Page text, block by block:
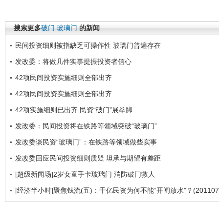
搜索更多破门 玻璃门 的新闻
民间投资细则被指缺乏可操作性 玻璃门普遍存在
发改委：将做几件实事提振投资者信心
42项民间投资实施细则全部出齐
42项民间投资实施细则全部出齐
42项实施细则已出齐 民资“破门”展拳脚
发改委：民间投资将在铁路等领域突破“玻璃门”
发改委谈民资“玻璃门”：在铁路等领域做些实事
发改委回应民间投资细则质疑 坦承与期望有差距
[超级新闻场]2岁女童手卡玻璃门 消防破门救人
[经济半小时]聚焦钱流(五)：千亿民资为何不能“开闸放水”？